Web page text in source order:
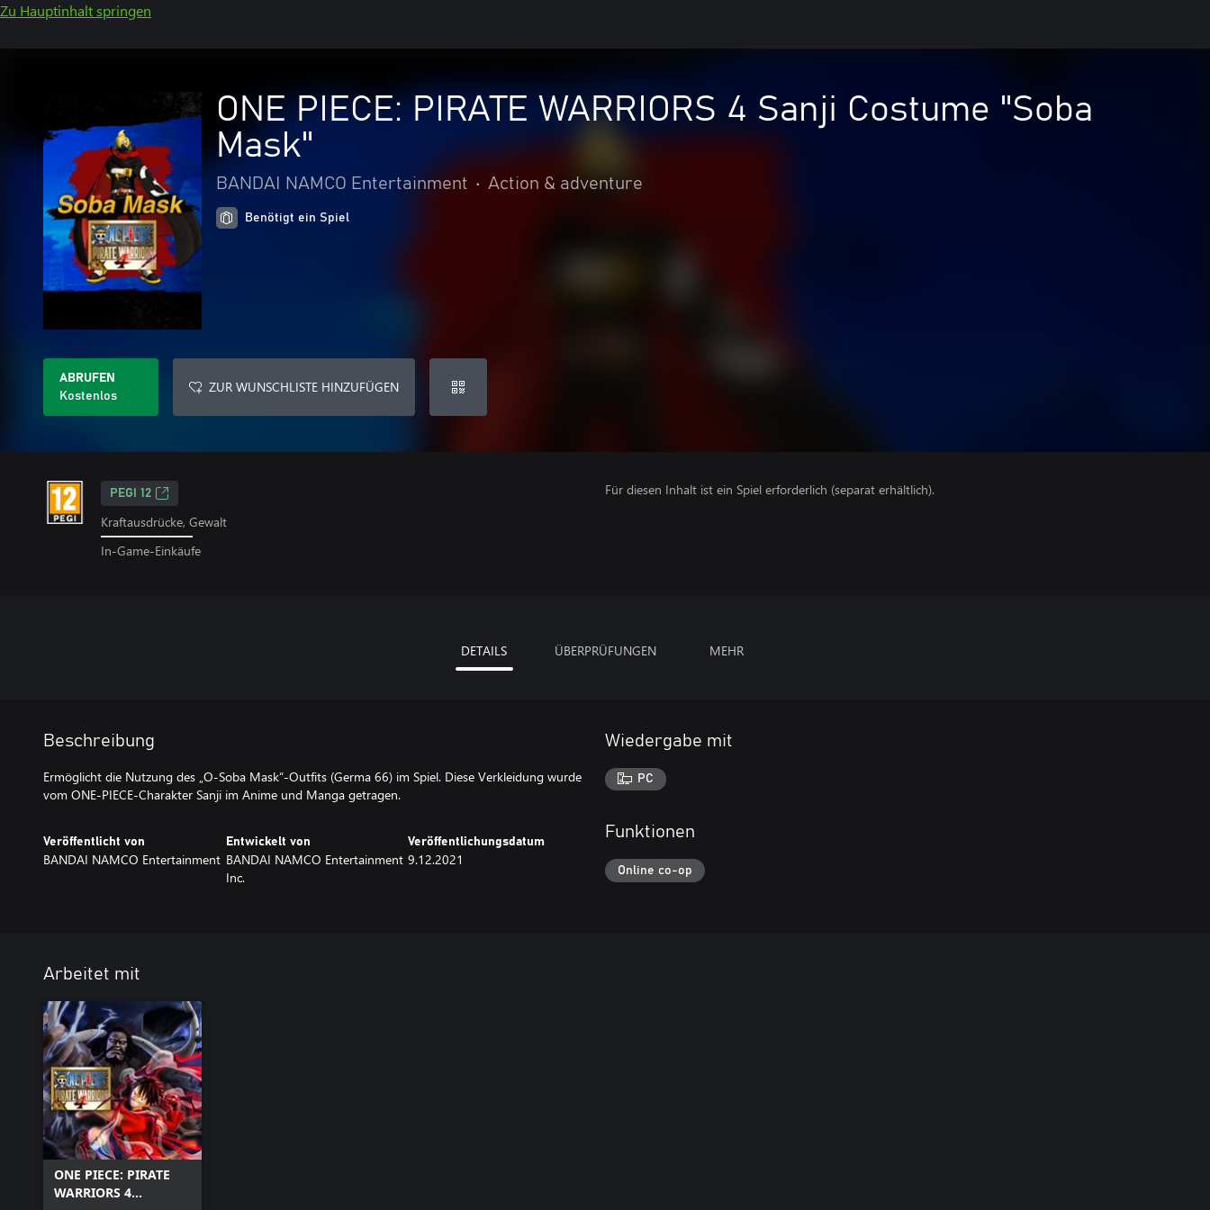
Zu Hauptinhalt springen
ONE PIECE: PIRATE WARRIORS 4 Sanji Costume "Soba
Mask"
BANDAI NAMCO Entertainment • Action & adventure
Benötigt ein Spiel
ABRUFEN
Kostenlos
ZUR WUNSCHLISTE HINZUFÜGEN
PEGI 12
Kraftausdrücke, Gewalt
In-Game-Einkäufe
Für diesen Inhalt ist ein Spiel erforderlich (separat erhältlich).
DETAILS ÜBERPRÜFUNGEN MEHR
Beschreibung
Ermöglicht die Nutzung des „O-Soba Mask“-Outfits (Germa 66) im Spiel. Diese Verkleidung wurde
vom ONE-PIECE-Charakter Sanji im Anime und Manga getragen.
Veröffentlicht von
BANDAI NAMCO Entertainment
Entwickelt von
BANDAI NAMCO Entertainment
Inc.
Veröffentlichungsdatum
9.12.2021
Wiedergabe mit
PC
Funktionen
Online co-op
Arbeitet mit
ONE PIECE: PIRATE
WARRIORS 4